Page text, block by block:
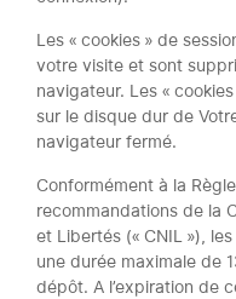
Les « cookies » de
votre visite et sont
navigateur. Les «
sur le disque dur de
navigateur fermé.
Conformément à la
recommandations de la
et Libertés (« CNIL »),
une durée maximale de
dépôt. A l’expiration de